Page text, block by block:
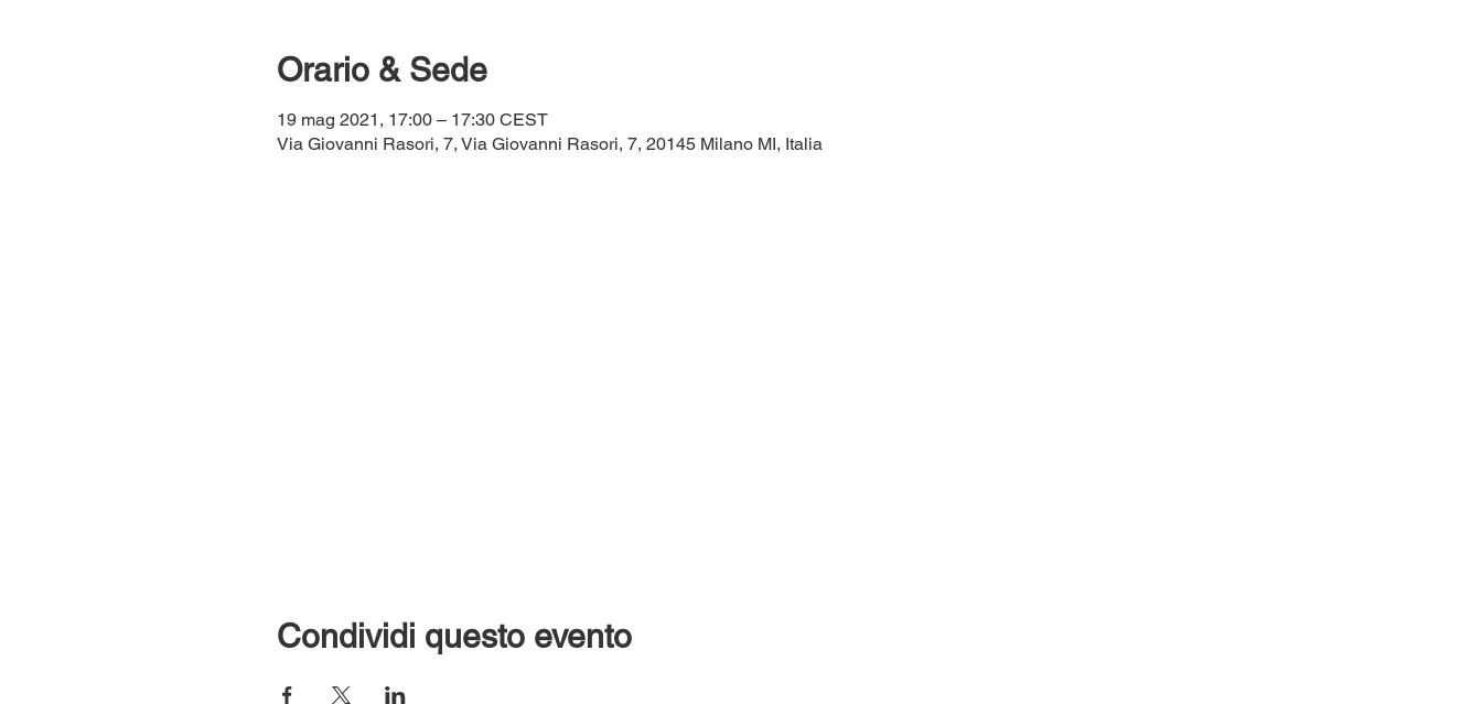
Orario & Sede
19 mag 2021, 17:00 – 17:30 CEST
Via Giovanni Rasori, 7, Via Giovanni Rasori, 7, 20145 Milano MI, Italia
Condividi questo evento